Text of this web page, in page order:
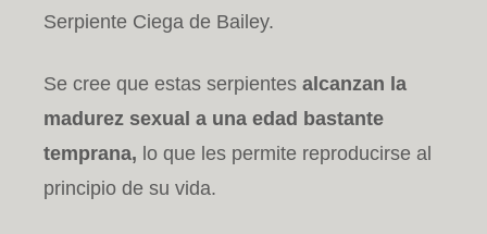
Serpiente Ciega de Bailey.
Se cree que estas serpientes alcanzan la
madurez sexual a una edad bastante
temprana, lo que les permite reproducirse al
principio de su vida.